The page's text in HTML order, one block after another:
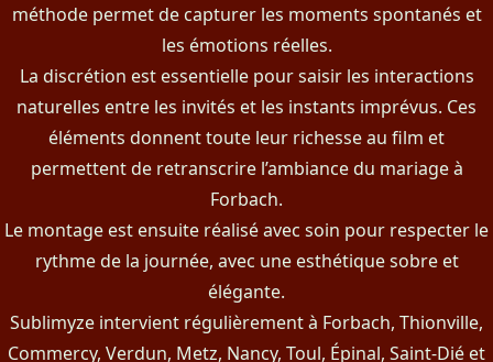
méthode permet de capturer les moments spontanés et
les émotions réelles.
La discrétion est essentielle pour saisir les interactions
naturelles entre les invités et les instants imprévus. Ces
éléments donnent toute leur richesse au film et
permettent de retranscrire l’ambiance du mariage à
Forbach.
Le montage est ensuite réalisé avec soin pour respecter le
rythme de la journée, avec une esthétique sobre et
élégante.
Sublimyze intervient régulièrement à Forbach, Thionville,
Commercy, Verdun, Metz, Nancy, Toul, Épinal, Saint-Dié et